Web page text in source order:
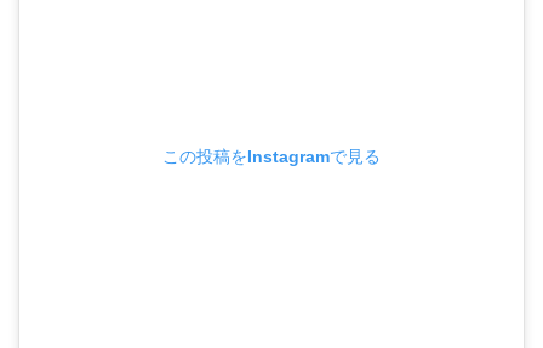
この投稿をInstagramで見る